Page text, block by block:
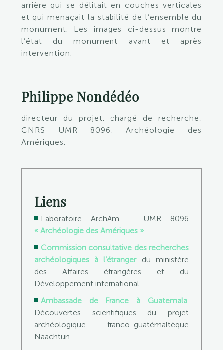
arrière qui se délitait en couches verticales
et qui menaçait la stabilité de l’ensemble du
monument. Les images ci-dessus montre
l’état du monument avant et après
intervention.
Philippe Nondédéo
directeur du projet, chargé de recherche,
CNRS UMR 8096, Archéologie des
Amériques.
Liens
Laboratoire ArchAm – UMR 8096
« Archéologie des Amériques »
Commission consultative des recherches
archéologiques à l’étrangerdu ministère
des Affaires étrangères et du
Développement international.
Ambassade de France à Guatemala.
Découvertes scientifiques du projet
archéologique franco-guatémaltèque
Naachtun.